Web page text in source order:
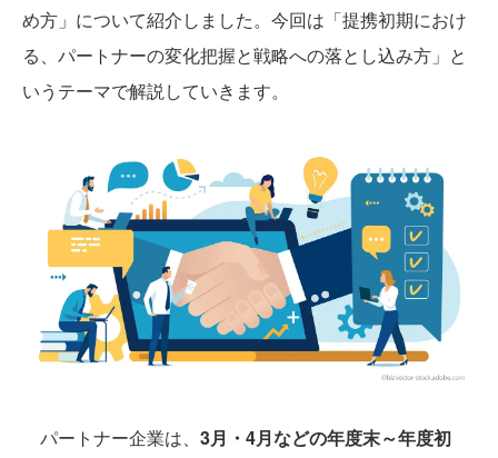
め方」について紹介しました。今回は「提携初期におけ
る、パートナーの変化把握と戦略への落とし込み方」と
いうテーマで解説していきます。
パートナー企業は、 3月・4月などの年度末～年度初